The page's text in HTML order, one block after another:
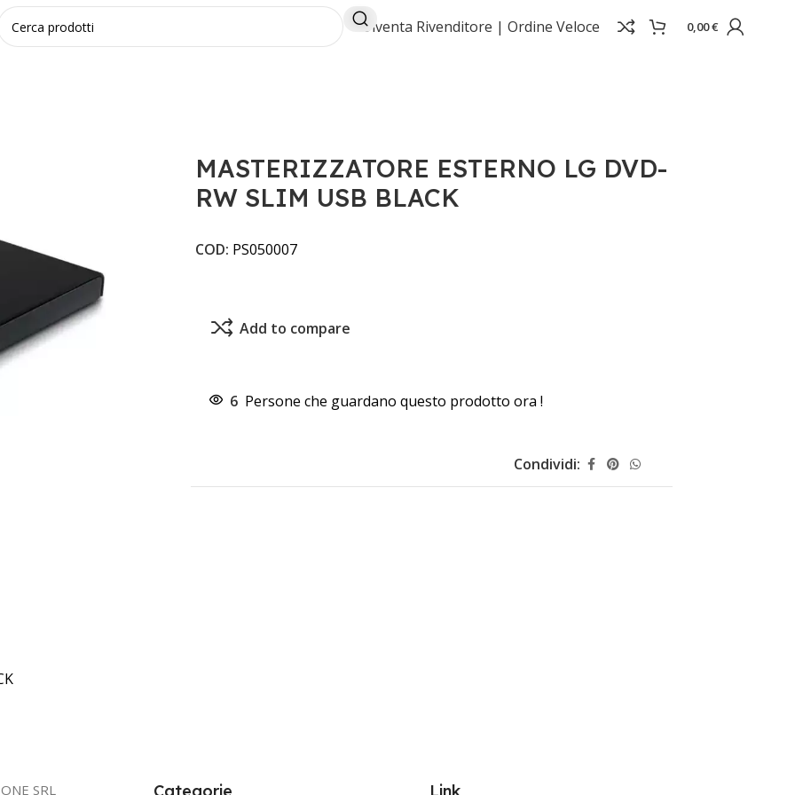
Diventa Rivenditore | Ordine Veloce 0,00€
ESTERNO LG DVD-RW SLIM USB BLACK
MASTERIZZATORE ESTERNO LG DVD-
RW SLIM USB BLACK
COD: PS050007
Add to compare
6 Persone che guardano questo prodotto ora !
Condividi:
SRL Categorie Link